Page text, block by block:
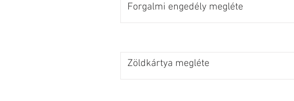
Forgalmi engedély megléte
Zöldkártya megléte